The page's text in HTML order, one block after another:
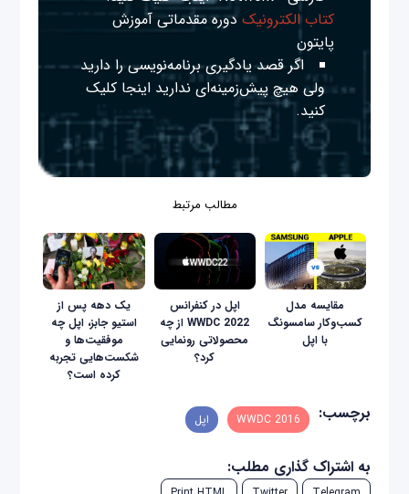
کتاب الکترونیک دوره مقدماتی آموزش
پایتون
اگر قصد یادگیری برنامه‌نویسی را دارید
ولی هیچ پیش‌زمینه‌ای نداریداینجا کلیک
کنید.
مطالب مرتبط
مقایسه مدل
کسب‌و‌کار سامسونگ
با اپل
اپل در کنفرانس
WWDC 2022 از چه
محصولاتی رونمایی
کرد؟
یک دهه پس از
استیو جابز، اپل چه
موفقیت‌ها و
شکست‌هایی تجربه
کرده است؟
برچسب: WWDC 2016 اپل
به اشتراک گذاری مطلب: